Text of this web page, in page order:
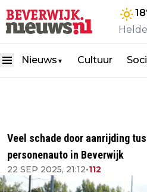
18
Nieuws ▼ Cultuur
Veel schade door aanrijding
personenauto in Beverwijk
22 SEP 2025, 21:12•112